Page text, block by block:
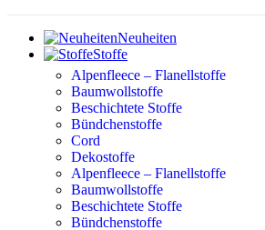
Neuheiten
Stoffe
Alpenfleece – Flanellstoffe
Baumwollstoffe
Beschichtete Stoffe
Bündchenstoffe
Cord
Dekostoffe
Alpenfleece – Flanellstoffe
Baumwollstoffe
Beschichtete Stoffe
Bündchenstoffe